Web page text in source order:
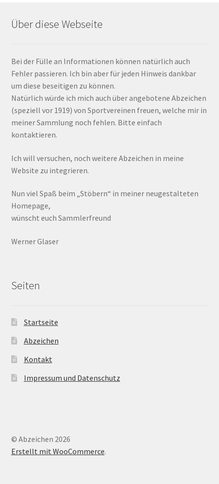
Über diese Webseite
Bei der Fülle an Informationen können natürlich auch
Fehler passieren. Ich bin aber für jeden Hinweis dankbar
um diese beseitigen zu können.
Natürlich würde ich mich auch über angebotene Abzeichen
(speziell vor 1919) von Sportvereinen freuen, welche mir in
meiner Sammlung noch fehlen. Bitte einfach
kontaktieren.
Ich will versuchen, noch weitere Abzeichen in meine
Website zu integrieren.
Nun viel Spaß beim „Stöbern“ in meiner neugestalteten
Homepage,
wünscht euch Sammlerfreund
Werner Glaser
Seiten
Startseite
Abzeichen
Kontakt
Impressum und Datenschutz
© Abzeichen 2026
Erstellt mit WooCommerce.